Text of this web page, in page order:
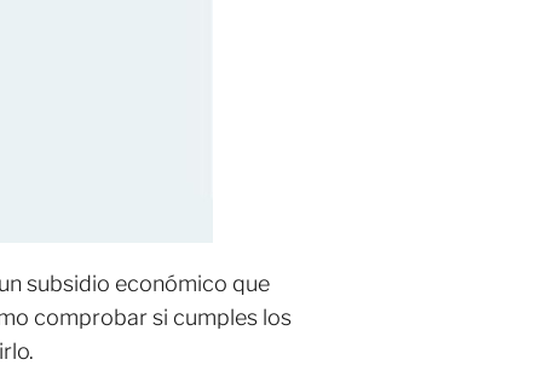
subsidio económico que
comprobar si cumples los